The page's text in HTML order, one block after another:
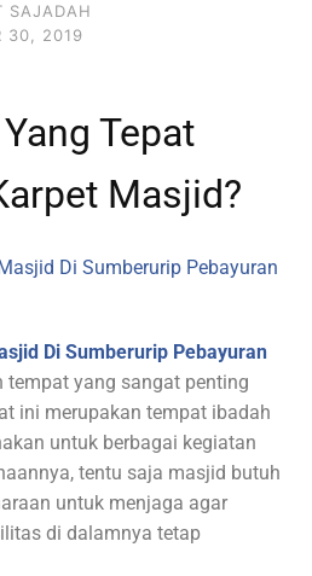
SAJADAH
30, 2019
Tepat
Masjid?
Di Sumberurip Pebayuran
tempat yang sangat penting
ini merupakan tempat ibadah
untuk berbagai kegiatan
tentu saja masjid butuh
untuk menjaga agar
di dalamnya tetap